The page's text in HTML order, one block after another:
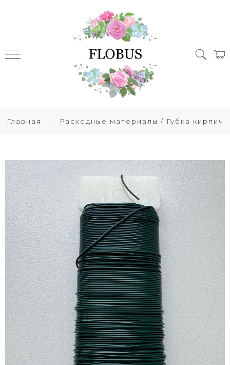
Главная Расходные материалы / Губка кирпич